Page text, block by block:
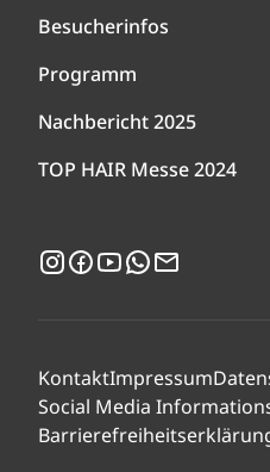
Besucherinfos
Programm
Nachbericht 2025
TOP HAIR Messe 2024
Instagram
Facebook
YouTubeWhatsApp
KontaktImpressum
Social Media